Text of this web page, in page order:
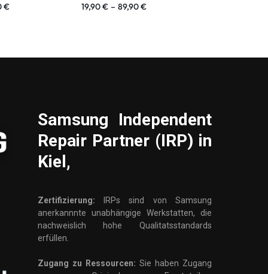
€ 19,90€ – 89,90€
Samsung Independent
Repair Partner (IRP) in
Kiel,
Zertifizierung: IRPs sind von Samsung
anerkannnte unabhängige Werkstatten, die
nachweislich hohe Qualitatsstandards
erfüllen.
Zugang zu Ressourcen: Sie haben Zugang